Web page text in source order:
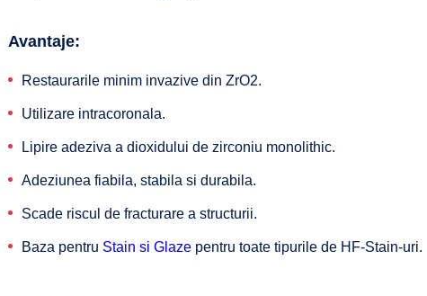
Avantaje:
Restaurarile minim invazive din ZrO2.
Utilizare intracoronala.
Lipire adeziva a dioxidului de zirconiu monolithic.
Adeziunea fiabila, stabila si durabila.
Scade riscul de fracturare a structurii.
Baza pentru Stain si Glaze pentru toate tipurile de HF-Stain-uri.